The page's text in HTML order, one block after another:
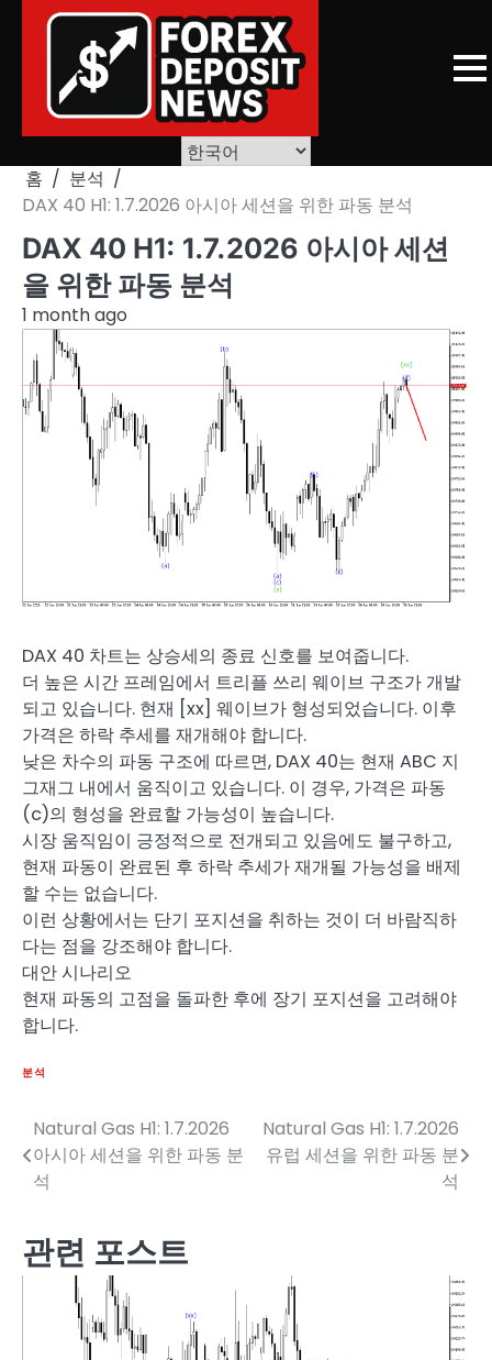
홈
분석
DAX 40 H1: 1.7.2026 아시아 세션을 위한 파동 분석
DAX 40 H1: 1.7.2026 아시아 세션
을 위한 파동 분석
1 month ago
DAX 40 차트는 상승세의 종료 신호를 보여줍니다.
더 높은 시간 프레임에서 트리플 쓰리 웨이브 구조가 개발
되고 있습니다. 현재 [xx] 웨이브가 형성되었습니다. 이후
가격은 하락 추세를 재개해야 합니다.
낮은 차수의 파동 구조에 따르면, DAX 40는 현재 ABC 지
그재그 내에서 움직이고 있습니다. 이 경우, 가격은 파동
(c)의 형성을 완료할 가능성이 높습니다.
시장 움직임이 긍정적으로 전개되고 있음에도 불구하고,
현재 파동이 완료된 후 하락 추세가 재개될 가능성을 배제
할 수는 없습니다.
이런 상황에서는 단기 포지션을 취하는 것이 더 바람직하
다는 점을 강조해야 합니다.
대안 시나리오
현재 파동의 고점을 돌파한 후에 장기 포지션을 고려해야
합니다.
분석
글
탐
Natural Gas H1: 1.7.2026
아시아 세션을 위한 파동 분
석
Natural Gas H1: 1.7.2026
유럽 세션을 위한 파동 분
석
관련 포스트